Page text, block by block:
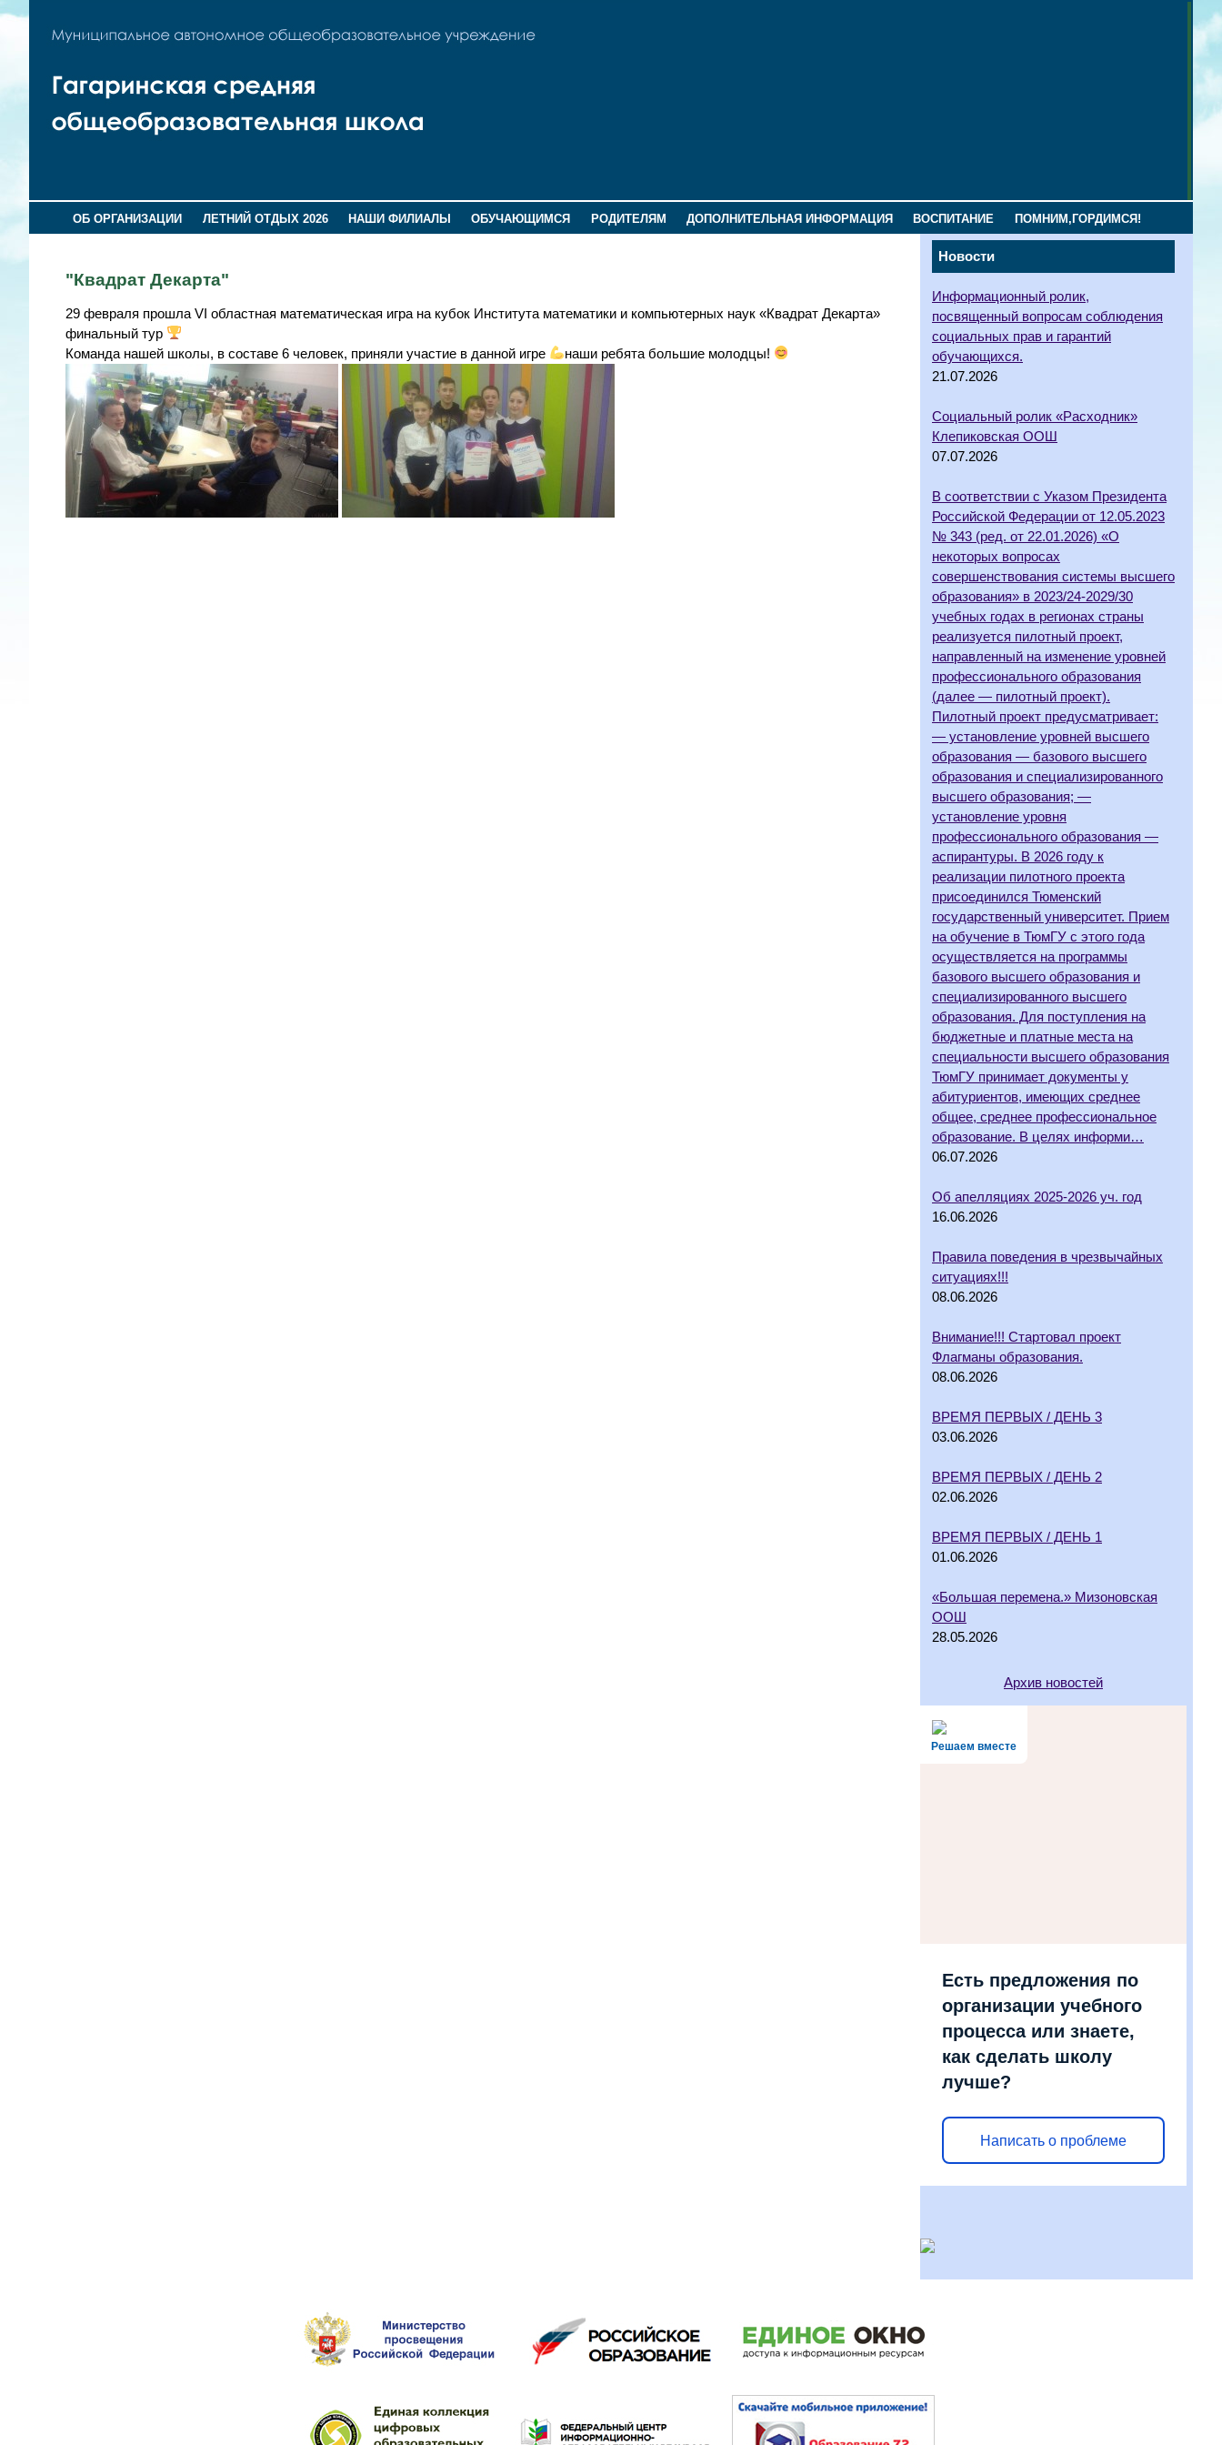
ОБ ОРГАНИЗАЦИИ ЛЕТНИЙ ОТДЫХ 2026 НАШИ ФИЛИАЛЫ ОБУЧАЮЩИМСЯ РОДИТЕЛЯМ ДОПОЛНИТЕЛЬНАЯ ИНФОРМАЦИЯ ВОСПИТАНИЕ ПОМНИМ,ГОРДИМСЯ!
Новости
Информационный ролик,
посвященный вопросам соблюдения
социальных прав и гарантий
обучающихся.
21.07.2026
Социальный ролик «Расходник»
Клепиковская ООШ
07.07.2026
В соответствии с Указом Президента
Российской Федерации от 12.05.2023
№ 343 (ред. от 22.01.2026) «О
некоторых вопросах
совершенствования системы высшего
образования» в 2023/24-2029/30
учебных годах в регионах страны
реализуется пилотный проект,
направленный на изменение уровней
профессионального образования
(далее — пилотный проект).
Пилотный проект предусматривает:
— установление уровней высшего
образования — базового высшего
образования и специализированного
высшего образования; —
установление уровня
профессионального образования —
аспирантуры. В 2026 году к
реализации пилотного проекта
присоединился Тюменский
государственный университет. Прием
на обучение в ТюмГУ с этого года
осуществляется на программы
базового высшего образования и
специализированного высшего
образования. Для поступления на
бюджетные и платные места на
специальности высшего образования
ТюмГУ принимает документы у
абитуриентов, имеющих среднее
общее, среднее профессиональное
образование. В целях информи…
06.07.2026
Об апелляциях 2025-2026 уч. год
16.06.2026
Правила поведения в чрезвычайных
ситуациях!!!
08.06.2026
Внимание!!! Стартовал проект
Флагманы образования.
08.06.2026
ВРЕМЯ ПЕРВЫХ / ДЕНЬ 3
03.06.2026
ВРЕМЯ ПЕРВЫХ / ДЕНЬ 2
02.06.2026
ВРЕМЯ ПЕРВЫХ / ДЕНЬ 1
01.06.2026
«Большая перемена.» Мизоновская
ООШ
28.05.2026
Архив новостей
Решаем вместе
Есть предложения по
организации учебного
процесса или знаете,
как сделать школу
лучше?
Написать о проблеме
"Квадрат Декарта"
29 февраля прошла VI областная математическая игра на кубок Института математики и компьютерных наук «Квадрат Декарта»
финальный тур
Команда нашей школы, в составе 6 человек, приняли участие в данной игре
наши ребята большие молодцы!